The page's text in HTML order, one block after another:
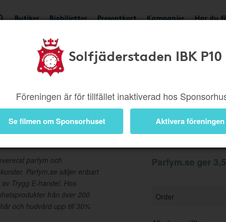
Butiker Biobiljetter Presentkort Kampanjer Har du
Solfjäderstaden IBK P10
Föreningen är för tillfället inaktiverad hos
Se filmen om Sponsorhuset Aktivera
parfym och
Parfym.se säljer enbart
Trygg E-handel. Hos
från över 200
och hudvård upp till 30%
Information
Parfym.se ger
Order